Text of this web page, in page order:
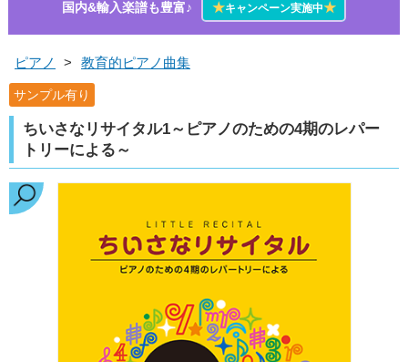
国内&輸入楽譜も豊富♪
★キャンペーン実施中★
ピアノ > 教育的ピアノ曲集
サンプル有り
ちいさなリサイタル1～ピアノのための4期のレパー
トリーによる～